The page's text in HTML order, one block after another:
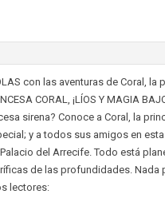
con las aventuras de Coral,
CORAL, ¡LÍOS Y MAGIA
sirena? Conoce a Coral, la
y a todos sus amigos en
del Arrecife. Todo está
de las profundidades. Nada
lectores: